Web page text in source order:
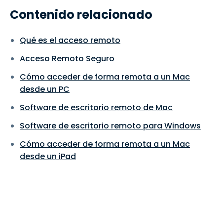
Contenido relacionado
Qué es el acceso remoto
Acceso Remoto Seguro
Cómo acceder de forma remota a un Mac
desde un PC
Software de escritorio remoto de Mac
Software de escritorio remoto para Windows
Cómo acceder de forma remota a un Mac
desde un iPad